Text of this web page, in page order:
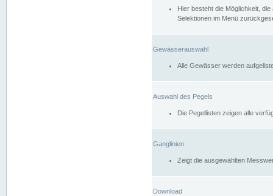
Hier besteht die Möglichkeit,
Selektionen im Menü
Gewässerauswahl
Alle Gewässer werden
Auswahl des Pegels
Die Pegellisten zeigen alle
Ganglinien
Zeigt die ausgewählten
Download